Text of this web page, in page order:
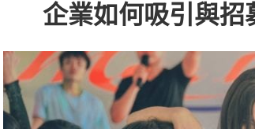
企業如何吸引與招